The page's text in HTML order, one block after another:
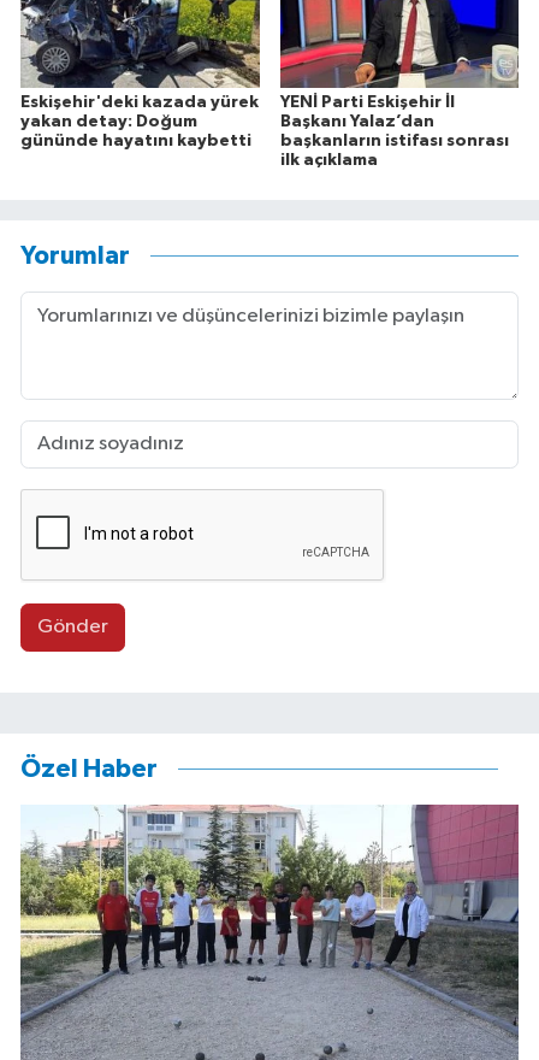
Eskişehir'deki kazada yürek
yakan detay: Doğum
gününde hayatını kaybetti
YENİ Parti Eskişehir İl
Başkanı Yalaz’dan
başkanların istifası sonrası
ilk açıklama
Yorumlar
Gönder
Özel Haber